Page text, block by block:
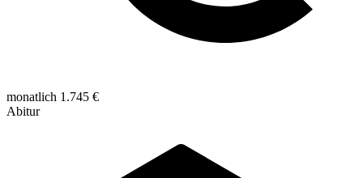
monatlich 1.745 €
Abitur